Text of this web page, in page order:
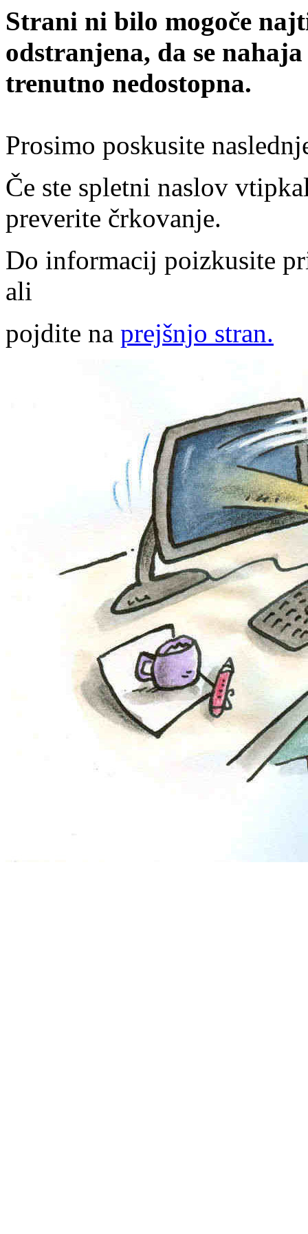
Strani ni bilo mogoče
odstranjena, da se
trenutno nedostopna.
Prosimo poskusite
Če ste spletni naslov
preverite črkovanje.
Do informacij poizkusite
ali
pojdite na prejšnjo stran.